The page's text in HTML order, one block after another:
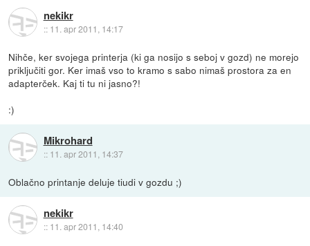
nekikr
:: 11. apr 2011, 14:17
Nihče, ker svojega printerja (ki ga nosijo s seboj v gozd) ne morejo
priključiti gor. Ker imaš vso to kramo s sabo nimaš prostora za en
adapterček. Kaj ti tu ni jasno?!
:)
Mikrohard
:: 11. apr 2011, 14:37
Oblačno printanje deluje tiudi v gozdu ;)
nekikr
:: 11. apr 2011, 14:40